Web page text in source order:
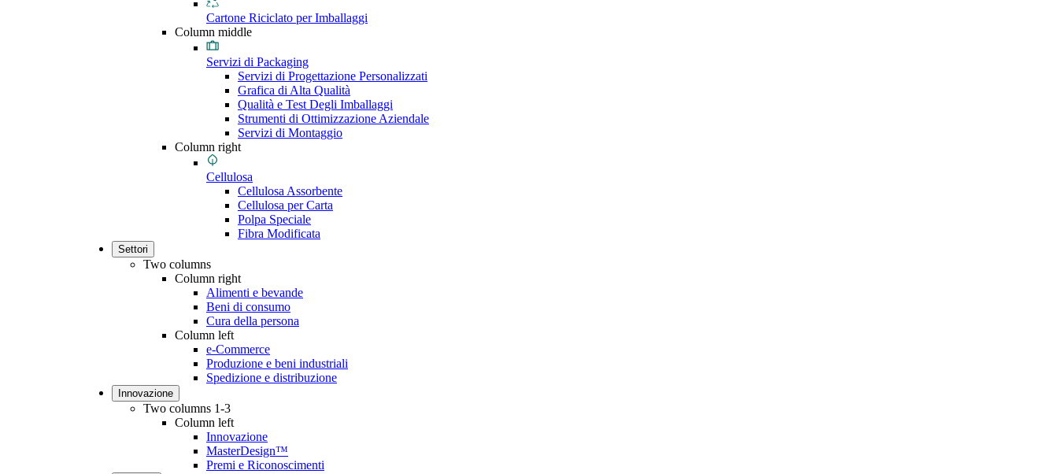
Cartone Riciclato per Imballaggi
Column middle
Servizi di Packaging
Servizi di Progettazione Personalizzati
Grafica di Alta Qualità
Qualità e Test Degli Imballaggi
Strumenti di Ottimizzazione Aziendale
Servizi di Montaggio
Column right
Cellulosa
Cellulosa Assorbente
Cellulosa per Carta
Polpa Speciale
Fibra Modificata
Settori
Two columns
Column right
Alimenti e bevande
Beni di consumo
Cura della persona
Column left
e-Commerce
Produzione e beni industriali
Spedizione e distribuzione
Innovazione
Two columns 1-3
Column left
Innovazione
MasterDesign™
Premi e Riconoscimenti